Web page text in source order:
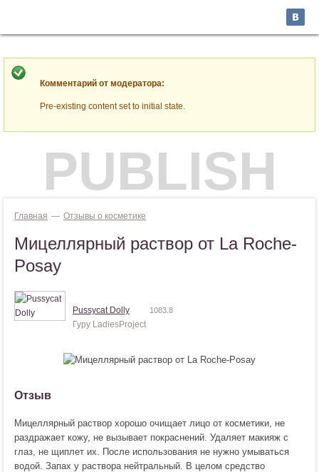
Комментарий от модератора:
Pre-existing content set to initial state.
PUBLISH
Главная — Отзывы о косметике
Мицеллярный раствор от La Roche-
Posay
Pussycat Dolly 1083.8
Гуру LadiesProject
Отзыв
Мицеллярный раствор хорошо очищает лицо от косметики, не
раздражает кожу, не вызывает покраснений. Удаляет макияж с
глаз, не щиплет их. После использования не нужно умываться
водой. Запах у раствора нейтральный. В целом средство